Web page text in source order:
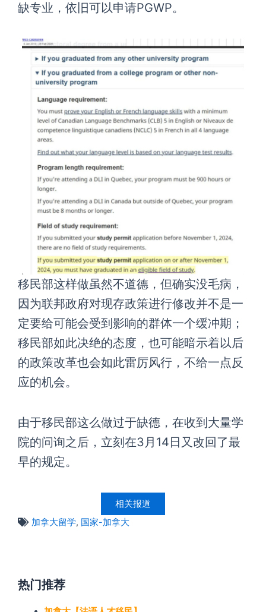
缺专业，依旧可以申请PGWP。
移民部这样做虽然不道德，但确实没毛病，
因为联邦政府对现存政策进行修改并不是一
定要给可能会受到影响的群体一个缓冲期；
移民部如此决绝的态度，也可能暗示着以后
的政策改革也会如此雷厉风行，不给一点反
应的机会。
由于移民部这么做过于缺德，在收到大量学
院的问询之后，立刻在3月14日又改回了最
早的规定。
相关报道
加拿大留学, 国家-加拿大
热门推荐